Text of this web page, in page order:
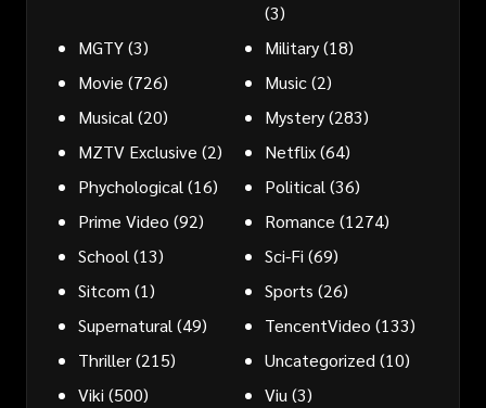
(3)
MGTY(3) Military(18)
Movie (726) Music(2)
Musical(20) Mystery(283)
MZTV Exclusive (2) Netflix(64)
Phychological(16) Political(36)
Prime Video (92) Romance (1274)
School(13) Sci-Fi (69)
Sitcom (1) Sports (26)
Supernatural(49) TencentVideo (133)
Thriller(215) Uncategorized(10)
Viki (500) Viu(3)